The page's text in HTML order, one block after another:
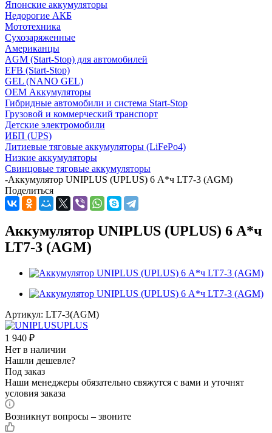
Японские аккумуляторы
Недорогие АКБ
Мототехника
Сухозаряженные
Американцы
AGM (Start-Stop) для автомобилей
EFB (Start-Stop)
GEL (NANO GEL)
OEM Аккумуляторы
Гибридные автомобили и система Start-Stop
Грузовой и коммерческий транспорт
Детские электромобили
ИБП (UPS)
Литиевые тяговые аккумуляторы (LiFePo4)
Низкие аккумуляторы
Свинцовые тяговые аккумуляторы
-Аккумулятор UNIPLUS (UPLUS) 6 А*ч LT7-3 (AGM)
Поделиться
Аккумулятор UNIPLUS (UPLUS) 6 А*ч
LT7-3 (AGM)
Артикул: LT7-3(AGM)
1 940 ₽
Нет в наличии
Нашли дешевле?
Под заказ
Наши менеджеры обязательно свяжутся с вами и уточнят
условия заказа
Возникнут вопросы – звоните